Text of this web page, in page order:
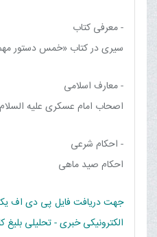
- معرفی کتاب
سیری در کتاب «خمس دستور
- معارف اسلامی
اصحاب امام عسكری علیه
- احکام شرعی
احکام صید ماهی
جهت دریافت فایل پی دی اف
الکترونیکی خبری - تحلیلی بلیغ